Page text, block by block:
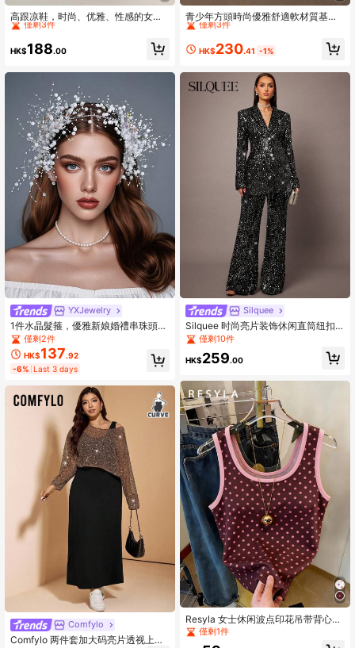
高跟凉鞋，时尚、优雅、性感的女士
绑带细高跟夏季鞋，猫跟鞋
僅剩3件
High Repeat Customers
僅剩3件
High Repeat Customers
僅剩3件
High Repeat Customers
僅剩3件
HK$188.00
YXJewelry
1件水晶髮箍，優雅新娘婚禮串珠頭
飾，仙氣十足仙女頭飾，適合婚禮、
訂婚、約會、節慶
僅剩2件
HK$137.92
-6% Last 3 days
Comfylo
Comfylo 两件套加大码亮片透视上衣
青少年方頭時尚優雅舒適軟材質基本
款鞋，適合各種場合
僅剩3件
High Repeat Customers
僅剩3件
High Repeat Customers
僅剩3件
High Repeat Customers
僅剩3件
HK$230.41 -1%
Silquee
Silquee 时尚亮片装饰休闲直筒纽扣
开合女士西装裤
僅剩10件
HK$259.00
Resyla 女士休闲波点印花吊带背心，
夏季僅剩1件